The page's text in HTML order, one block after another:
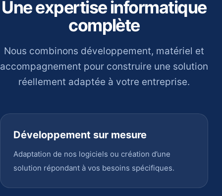
Une expertise informatique
complète
Nous combinons développement, matériel et
accompagnement pour construire une solution
réellement adaptée à votre entreprise.
Développement sur mesure
Adaptation de nos logiciels ou création d’une
solution répondant à vos besoins spécifiques.